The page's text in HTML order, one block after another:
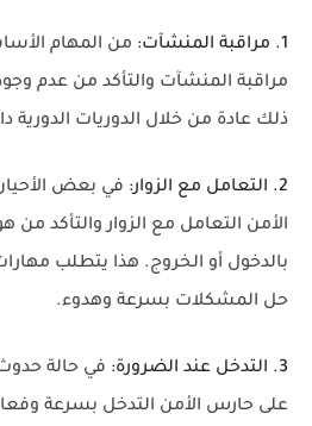
1. مراقبة المنشآت:
من المهام
مراقبة المنشآت والتأكد من عدم
ذلك عادة من خلال الدوريات الدورية
2. التعامل مع الزوار:
في بعض
الأمن التعامل مع الزوار والتأكد
بالدخول أو الخروج. هذا يتطلب
حل المشكلات بسرعة وهدوء.
3. التدخل عند الضرورة:
في حالة
على حارس الأمن التدخل بسرعة